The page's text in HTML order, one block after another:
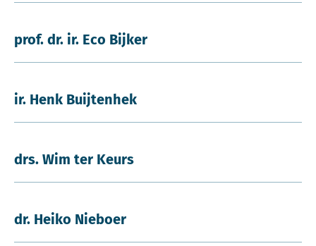
prof. dr. ir. Eco Bijker
ir. Henk Buijtenhek
drs. Wim ter Keurs
dr. Heiko Nieboer